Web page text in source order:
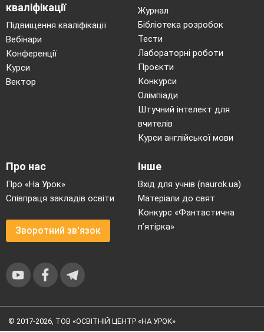
кваліфікації
Підвищення кваліфікації
Вебінари
Конференції
Курси
Вектор
Журнал
Бібліотека розробок
Тести
Лабораторні роботи
Проєкти
Конкурси
Олімпіади
Штучний інтелект для
вчителів
Курси англійської мови
Про нас
Про «На Урок»
Співпраця закладів освіти
Зворотний зв'язок
Інше
Вхід для учнів (naurok.ua)
Матеріали до свят
Конкурс «Фантастична
п’ятірка»
© 2017-2026, ТОВ «ОСВІТНІЙ ЦЕНТР «НА УРОК»